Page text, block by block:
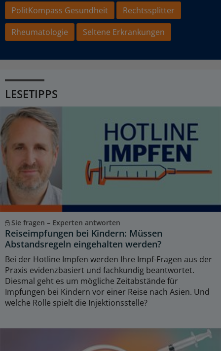
PolitKompass Gesundheit
Rechtssplitter
Rheumatologie
Seltene Erkrankungen
LESETIPPS
Sie fragen – Experten antworten
Reiseimpfungen bei Kindern: Müssen
Abstandsregeln eingehalten werden?
Bei der Hotline Impfen werden Ihre Impf-Fragen aus der
Praxis evidenzbasiert und fachkundig beantwortet.
Diesmal geht es um mögliche Zeitabstände für
Impfungen bei Kindern vor einer Reise nach Asien. Und
welche Rolle spielt die Injektionsstelle?